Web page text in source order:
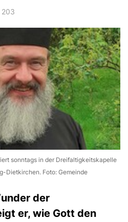
203
sonntags in der Dreifaltigkeitskapelle
Dietkirchen. Foto: Gemeinde
der
er, wie Gott den